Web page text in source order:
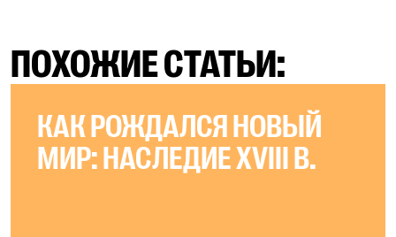
ПОХОЖИЕ СТАТЬИ:
КАК РОЖДАЛСЯ НОВЫЙ
МИР: НАСЛЕДИЕ XVIII В.